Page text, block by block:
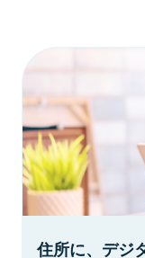
住所に、デジ